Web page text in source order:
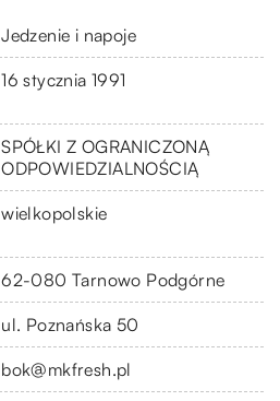
Jedzenie i napoje
16 stycznia 1991
SPÓŁKI Z OGRANICZONĄ
ODPOWIEDZIALNOŚCIĄ
wielkopolskie
62-080 Tarnowo Podgórne
ul. Poznańska 50
bok@mkfresh.pl